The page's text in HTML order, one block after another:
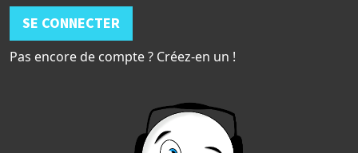
SE CONNECTER
Pas encore de compte ? Créez-en un !